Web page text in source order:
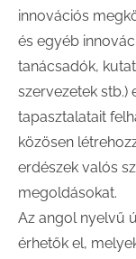
innovációs
és egyéb
tanácsadók,
szervezetek stb.)
tapasztalatait
közösen
erdészek valós
megoldásokat.
Az angol nyelvű
érhetők el,